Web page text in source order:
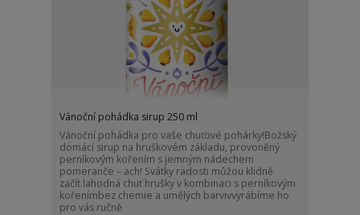
Vánoční pohádka sirup 250 ml
Vánoční pohádka pro vaše chuťové pohárky!Božský
domácí sirup na hruškovém základu, provoněný
perníkovým kořením s jemným nádechem
pomeranče – ach! Svátky radosti můžou klidně
začít.lahodná chuť hrušky v kombinaci s perníkovým
kořenímbez chemie a umělých barvivvyrábíme ho
pro vás ručně